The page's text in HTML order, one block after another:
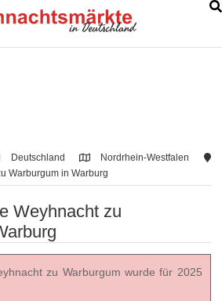
Nordrhein-Westfalen
Warburgum in Warburg
Weyhnacht zu
zu Warburgum wurde für 2025